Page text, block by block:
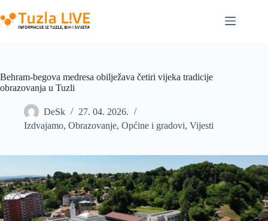
to
content
Behram-begova medresa obilježava četiri vijeka tradicije
obrazovanja u Tuzli
DeSk
27. 04. 2026.
Izdvajamo, Obrazovanje, Općine i gradovi, Vijesti